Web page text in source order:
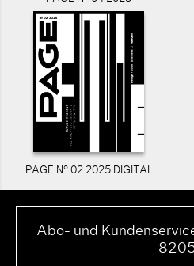
PAGE N° 02 2025 DIGITAL
Abo- und